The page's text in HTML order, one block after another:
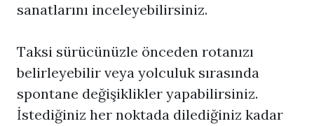
sanatlarını inceleyebilirsiniz.
Taksi sürücünüzle önceden rotanızı
belirleyebilir veya yolculuk sırasında
spontane değişiklikler yapabilirsiniz.
İstediğiniz her noktada dilediğiniz kadar